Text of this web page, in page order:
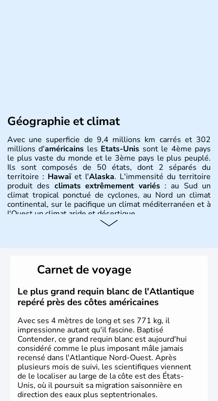
Géographie et climat
Avec une superficie de 9,4 millions km carrés et 302
millions d'américains les Etats-Unis sont le 4ème pays
le plus vaste du monde et le 3ème pays le plus peuplé.
Ils sont composés de 50 états, dont 2 séparés du
territoire : Hawaïet l'Alaska. L'immensité du territoire
produit des climats extrêmement variés: au Sud un
climat tropical ponctué de cyclones, au Nord un climat
continental, sur le pacifique un climat méditerranéen et à
l'Ouest un climat aride et désertique.
Plusieurs populations se sont succédées avant l'arrivée
des européens, suite à la découverte du continent par
Christophe Colomb en 1492. Les 13 colonies
britanniques proclament la Déclaration d'indépendance
en 1776 et adoptent leur première constitution en 1787.
La conquête de l'Ouest marque ensuite l'entrée dans une
phase de développement intense.
Carnet de voyage
Le plus grand requin blanc de l'Atlantique
repéré près des côtes américaines
Avec ses 4 mètres de long et ses 771 kg, il
impressionne autant qu'il fascine. Baptisé
Contender, ce grand requin blanc est aujourd'hui
considéré comme le plus imposant mâle jamais
recensé dans l'Atlantique Nord-Ouest. Après
plusieurs mois de suivi, les scientifiques viennent
de le localiser au large de la côte est des États-
Unis, où il poursuit sa migration saisonnière en
direction des eaux plus septentrionales.